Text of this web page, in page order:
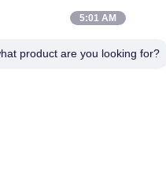
5:01 AM
product are you looking for?